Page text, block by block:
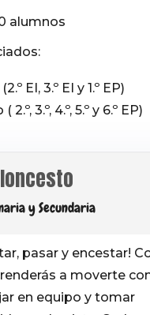
alumnos
EI, 3.º EI y 1.º EP)
3.º, 4.º, 5.º y 6.º EP)
y Secundaria
pasar y encestar!
a moverte
en equipo y tomar